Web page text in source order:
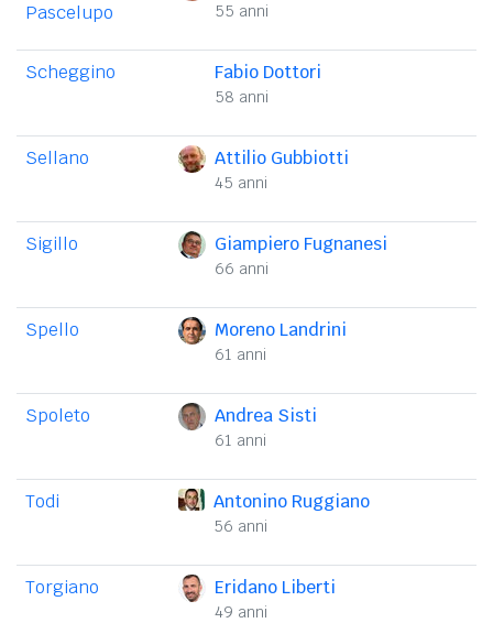
Pascelupo
55 anni
Scheggino Fabio Dottori
58 anni
Sellano Attilio Gubbiotti
45 anni
Sigillo Giampiero Fugnanesi
66 anni
Spello Moreno Landrini
61 anni
Spoleto Andrea Sisti
61 anni
Todi Antonino Ruggiano
56 anni
Torgiano Eridano Liberti
49 anni